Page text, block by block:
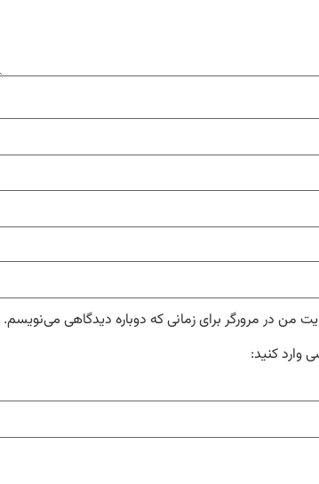
من در مرورگر برای زمانی که دوباره دیدگاهی می‌نویسم.
وارد کنید: